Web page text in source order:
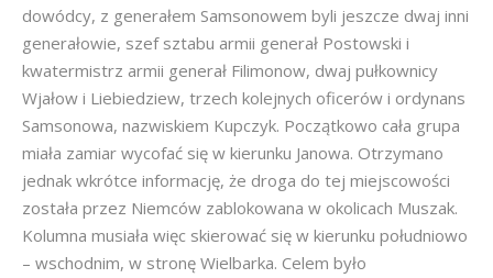
dowódcy, z generałem Samsonowem byli jeszcze dwaj inni
generałowie, szef sztabu armii generał Postowski i
kwatermistrz armii generał Filimonow, dwaj pułkownicy
Wjałow i Liebiedziew, trzech kolejnych oficerów i ordynans
Samsonowa, nazwiskiem Kupczyk. Początkowo cała grupa
miała zamiar wycofać się w kierunku Janowa. Otrzymano
jednak wkrótce informację, że droga do tej miejscowości
została przez Niemców zablokowana w okolicach Muszak.
Kolumna musiała więc skierować się w kierunku południowo
– wschodnim, w stronę Wielbarka. Celem było